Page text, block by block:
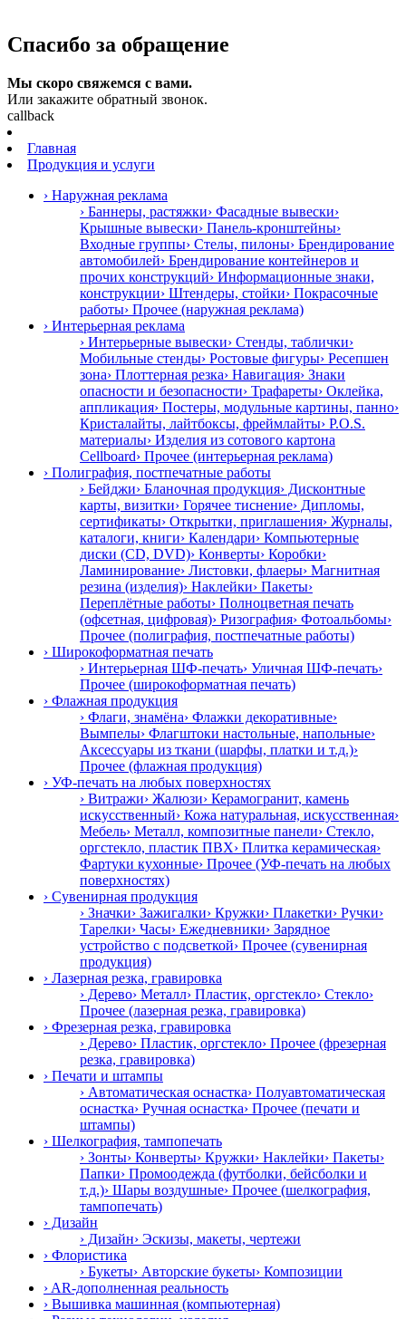
Спасибо за обращение
Мы скоро свяжемся с вами.
Или закажите обратный звонок.
callback
Главная
Продукция и услуги
› Наружная реклама
› Баннеры, растяжки› Фасадные вывески›
Крышные вывески› Панель-кронштейны›
Входные группы› Стелы, пилоны› Брендирование
автомобилей› Брендирование контейнеров и
прочих конструкций› Информационные знаки,
конструкции› Штендеры, стойки› Покрасочные
работы› Прочее (наружная реклама)
› Интерьерная реклама
› Интерьерные вывески› Стенды, таблички›
Мобильные стенды› Ростовые фигуры› Ресепшен
зона› Плоттерная резка› Навигация› Знаки
опасности и безопасности› Трафареты› Оклейка,
аппликация› Постеры, модульные картины, панно›
Кристалайты, лайтбоксы, фреймлайты› P.O.S.
материалы› Изделия из сотового картона
Cellboard› Прочее (интерьерная реклама)
› Полиграфия, постпечатные работы
› Бейджи› Бланочная продукция› Дисконтные
карты, визитки› Горячее тиснение› Дипломы,
сертификаты› Открытки, приглашения› Журналы,
каталоги, книги› Календари› Компьютерные
диски (CD, DVD)› Конверты› Коробки›
Ламинирование› Листовки, флаеры› Магнитная
резина (изделия)› Наклейки› Пакеты›
Переплётные работы› Полноцветная печать
(офсетная, цифровая)› Ризография› Фотоальбомы›
Прочее (полиграфия, постпечатные работы)
› Широкоформатная печать
› Интерьерная ШФ-печать› Уличная ШФ-печать›
Прочее (широкоформатная печать)
› Флажная продукция
› Флаги, знамёна› Флажки декоративные›
Вымпелы› Флагштоки настольные, напольные›
Аксессуары из ткани (шарфы, платки и т.д.)›
Прочее (флажная продукция)
› УФ-печать на любых поверхностях
› Витражи› Жалюзи› Керамогранит, камень
искусственный› Кожа натуральная, искусственная›
Мебель› Металл, композитные панели› Стекло,
оргстекло, пластик ПВХ› Плитка керамическая›
Фартуки кухонные› Прочее (УФ-печать на любых
поверхностях)
› Сувенирная продукция
› Значки› Зажигалки› Кружки› Плакетки› Ручки›
Тарелки› Часы› Ежедневники› Зарядное
устройство с подсветкой› Прочее (сувенирная
продукция)
› Лазерная резка, гравировка
› Дерево› Металл› Пластик, оргстекло› Стекло›
Прочее (лазерная резка, гравировка)
› Фрезерная резка, гравировка
› Дерево› Пластик, оргстекло› Прочее (фрезерная
резка, гравировка)
› Печати и штампы
› Автоматическая оснастка› Полуавтоматическая
оснастка› Ручная оснастка› Прочее (печати и
штампы)
› Шелкография, тампопечать
› Зонты› Конверты› Кружки› Наклейки› Пакеты›
Папки› Промоодежда (футболки, бейсболки и
т.д.)› Шары воздушные› Прочее (шелкография,
тампопечать)
› Дизайн
› Дизайн› Эскизы, макеты, чертежи
› Флористика
› Букеты› Авторские букеты› Композиции
› AR-дополненная реальность
› Вышивка машинная (компьютерная)